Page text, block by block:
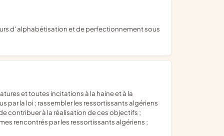
par la loi ; rassembler les ressortissants algériens
contribuer à la réalisation de ces objectifs ;
rencontrés par les ressortissants algériens ;